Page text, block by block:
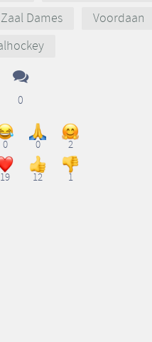
Dames
Voordaan
0
0 0 2
19 12 1